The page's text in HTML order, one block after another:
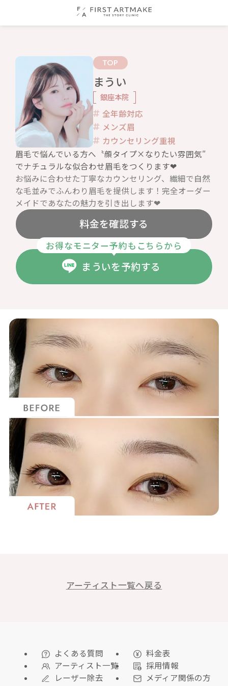
TOP
まうい
銀座本院
全年齢対応
メンズ眉
カウンセリング重視
眉毛で悩んでいる方へ〝顔タイプ×なりたい雰囲気″
でナチュラルな似合わせ眉毛をつくります❤︎
お悩みに合わせた丁寧なカウンセリング、繊細で自然
な毛並みでふんわり眉毛を提供します！完全オーダー
メイドであなたの魅力を引き出します❤︎
料金を確認する
お得なモニター予約もこちらから
まういを予約する
アーティスト一覧へ戻る
よくある質問
料金表
アーティスト一覧
採用情報
レーザー除去
メディア関係の方